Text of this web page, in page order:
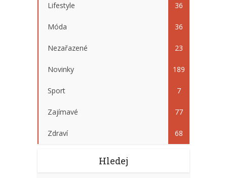
Lifestyle 36
Móda 36
Nezařazené 23
Novinky 189
Sport 7
Zajímavé 77
Zdraví 68
Hledej